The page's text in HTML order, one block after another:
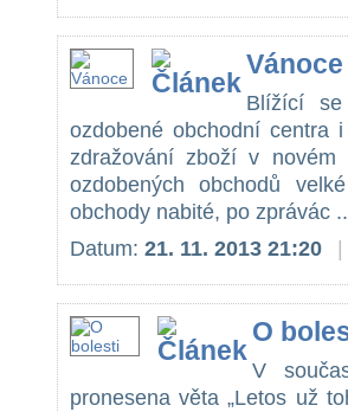
Vánoce
Blížící se
ozdobené obchodní centra
zdražování zboží v novém
ozdobených obchodů
obchody nabité, po zprávác
Datum: 21. 11. 2013 21:20
O
V
pronesena věta „Letos už